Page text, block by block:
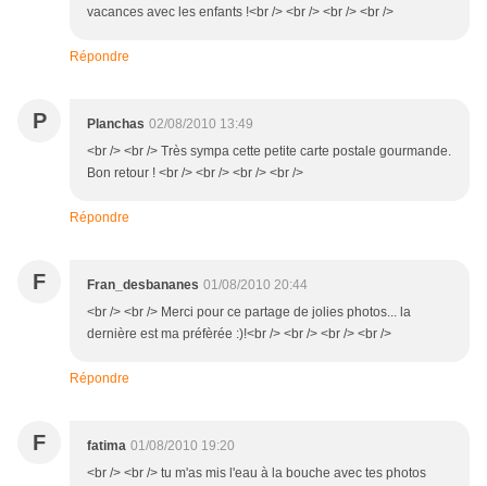
vacances avec les enfants !<br /> <br /> <br /> <br />
Répondre
P Planchas 02/08/2010 13:49
<br /> <br /> Très sympa cette petite carte postale gourmande.
Bon retour ! <br /> <br /> <br /> <br />
Répondre
F Fran_desbananes 01/08/2010 20:44
<br /> <br /> Merci pour ce partage de jolies photos... la
dernière est ma préfèrée :)!<br /> <br /> <br /> <br />
Répondre
F fatima 01/08/2010 19:20
<br /> <br /> tu m'as mis l'eau à la bouche avec tes photos